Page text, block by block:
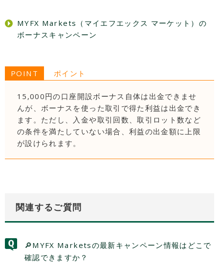
MYFX Markets（マイエフエックス マーケット）の
ボーナスキャンペーン
POINT ポイント
15,000円の口座開設ボーナス自体は出金できませ
んが、ボーナスを使った取引で得た利益は出金でき
ます。ただし、入金や取引回数、取引ロット数など
の条件を満たしていない場合、利益の出金額に上限
が設けられます。
関連するご質問
🔎MYFX Marketsの最新キャンペーン情報はどこで
確認できますか？